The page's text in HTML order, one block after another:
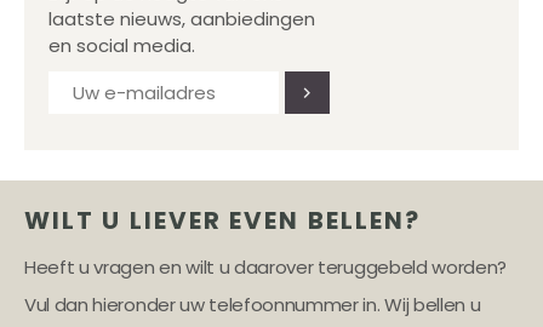
laatste nieuws, aanbiedingen
en social media.
WILT U LIEVER EVEN BELLEN?
Heeft u vragen en wilt u daarover teruggebeld worden?
Vul dan hieronder uw telefoonnummer in. Wij bellen u